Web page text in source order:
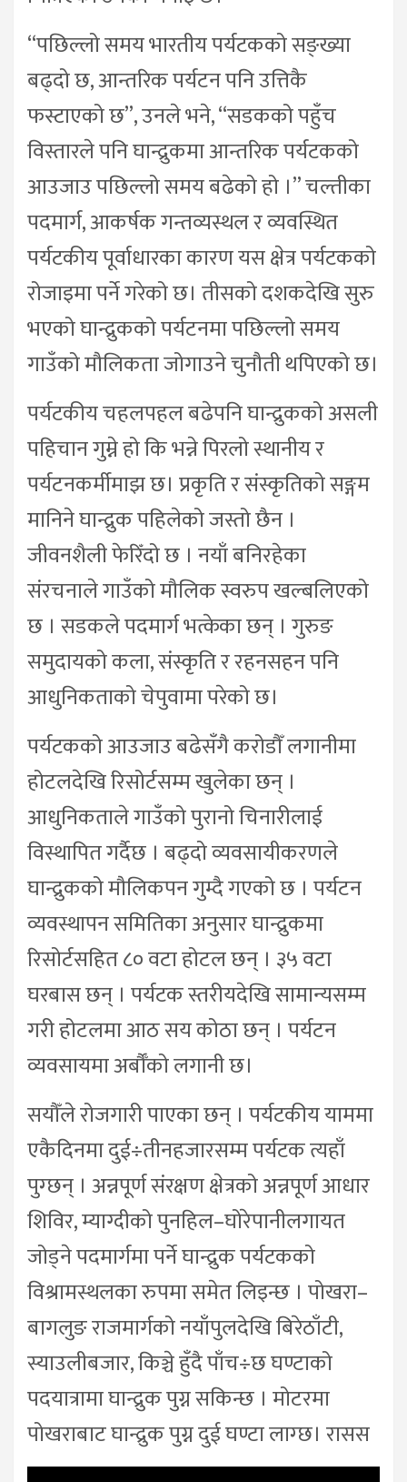
“पछिल्लो समय भारतीय पर्यटकको सङ्ख्या
बढ्दो छ, आन्तरिक पर्यटन पनि उत्तिकै
फस्टाएको छ”, उनले भने, “सडकको पहुँच
विस्तारले पनि घान्द्रुकमा आन्तरिक पर्यटकको
आउजाउ पछिल्लो समय बढेको हो ।” चल्तीका
पदमार्ग, आकर्षक गन्तव्यस्थल र व्यवस्थित
पर्यटकीय पूर्वाधारका कारण यस क्षेत्र पर्यटकको
रोजाइमा पर्ने गरेको छ। तीसको दशकदेखि सुरु
भएको घान्द्रुकको पर्यटनमा पछिल्लो समय
गाउँको मौलिकता जोगाउने चुनौती थपिएको छ।
पर्यटकीय चहलपहल बढेपनि घान्द्रुकको असली
पहिचान गुम्ने हो कि भन्ने पिरलो स्थानीय र
पर्यटनकर्मीमाझ छ। प्रकृति र संस्कृतिको सङ्गम
मानिने घान्द्रुक पहिलेको जस्तो छैन ।
जीवनशैली फेरिँदो छ । नयाँ बनिरहेका
संरचनाले गाउँको मौलिक स्वरुप खल्बलिएको
छ । सडकले पदमार्ग भत्केका छन् । गुरुङ
समुदायको कला, संस्कृति र रहनसहन पनि
आधुनिकताको चेपुवामा परेको छ।
पर्यटकको आउजाउ बढेसँगै करोडौँ लगानीमा
होटलदेखि रिसोर्टसम्म खुलेका छन् ।
आधुनिकताले गाउँको पुरानो चिनारीलाई
विस्थापित गर्दैछ । बढ्दो व्यवसायीकरणले
घान्द्रुकको मौलिकपन गुम्दै गएको छ । पर्यटन
व्यवस्थापन समितिका अनुसार घान्द्रुकमा
रिसोर्टसहित ८० वटा होटल छन् । ३५ वटा
घरबास छन् । पर्यटक स्तरीयदेखि सामान्यसम्म
गरी होटलमा आठ सय कोठा छन् । पर्यटन
व्यवसायमा अर्बौँको लगानी छ।
सयौँले रोजगारी पाएका छन् । पर्यटकीय याममा
एकैदिनमा दुई÷तीनहजारसम्म पर्यटक त्यहाँ
पुग्छन् । अन्नपूर्ण संरक्षण क्षेत्रको अन्नपूर्ण आधार
शिविर, म्याग्दीको पुनहिल–घोरेपानीलगायत
जोड्ने पदमार्गमा पर्ने घान्द्रुक पर्यटकको
विश्रामस्थलका रुपमा समेत लिइन्छ । पोखरा–
बागलुङ राजमार्गको नयाँपुलदेखि बिरेठाँटी,
स्याउलीबजार, किञ्चे हुँदै पाँच÷छ घण्टाको
पदयात्रामा घान्द्रुक पुग्न सकिन्छ । मोटरमा
पोखराबाट घान्द्रुक पुग्न दुई घण्टा लाग्छ। रासस